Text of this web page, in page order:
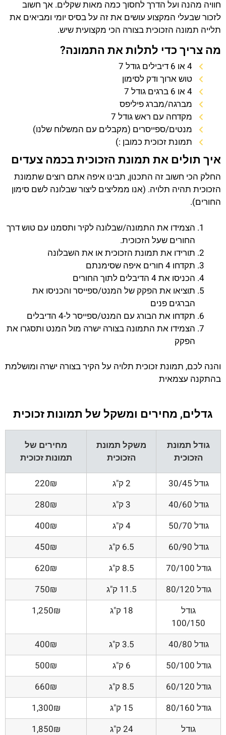
חוויה מהנה ועל הדרך לחסוך כמה מאות שקלים. אך חשוב
לזכור שבעלי המקצוע עושים את זה על בסיס יומי ומביאים את
תלייה תמונה הזכוכית בצורה הכי מקצועית שיש.
מה צריך כדי לתלות את התמונה?
4 או 6 דיבילים גודל 7
טוש ארוך ודק לסימון
4 או 6 ברגים גודל 7
מברגה/מברג פיליפס
מקדחה עם ראש גודל 7
מנטים/ספייסרים (מקבלים עם המשלוח שלנו)
תמונת זכוכית כמובן :)
איך תולים את תמונת הזכוכית בכמה צעדים
החלק הכי חשוב זה התכנון, תבינו איפה אתם רוצים שתמונת
הזכוכית תהיה תלויה. (אנו ממליצים ליצור שבלונה לשם סימון
החורים).
הצמידו את התמונה/שבלונה לקיר ותסמנו עם טוש דרך
החורים שעל הזכוכית.
תורידו את תמונת הזכוכית או את השבלונה
תקדחו 4 חורים איפה שסימנתם
הכניסו את 4 הדיבלים לתוך החורים
תוציאו את הפקק של המנט/ספייסר והכניסו את
הברגים פנים
תקדחו את הבורג עם המנט/ספייסר ל-4 הדיבלים
הצמידו את התמונה בצורה ישרה מול המנט ותסגרו את
הפקק
והנה לכם, תמונת זכוכית תלויה על הקיר בצורה ישרה ומושלמת
בהתקנה עצמאית
גדלים, מחירים ומשקל של תמונות זכוכית
גודל תמונת
הזכוכית
משקל תמונת
הזכוכית
מחירים של
תמונות זכוכית
גודל 30/45 2 ק"ג
220₪
גודל 40/60
3 ק"ג
280₪
גודל 50/70
4 ק"ג
400₪
גודל 60/90
6.5 ק"ג
450₪
גודל 70/100
8.5 ק"ג
620₪
גודל 80/120
11.5 ק"ג
750₪
גודל
100/150
18 ק"ג 1,250₪
גודל 40/80 3.5 ק"ג
400₪
גודל 50/100
6 ק"ג
500₪
גודל 60/120
8.5 ק"ג
660₪
גודל 80/160
15 ק"ג
1,300₪
גודל
24 ק"ג 1,850₪